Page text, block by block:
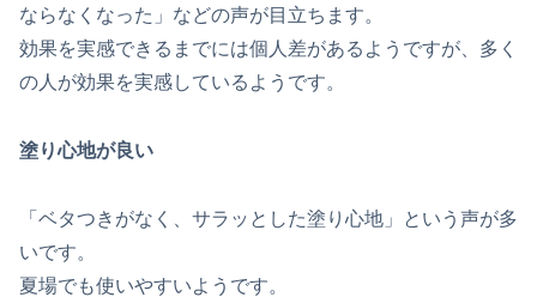
ならなくなった」などの声が目立ちます。
効果を実感できるまでには個人差があるようですが、多く
の人が効果を実感しているようです。
塗り心地が良い
「ベタつきがなく、サラッとした塗り心地」という声が多
いです。
夏場でも使いやすいようです。